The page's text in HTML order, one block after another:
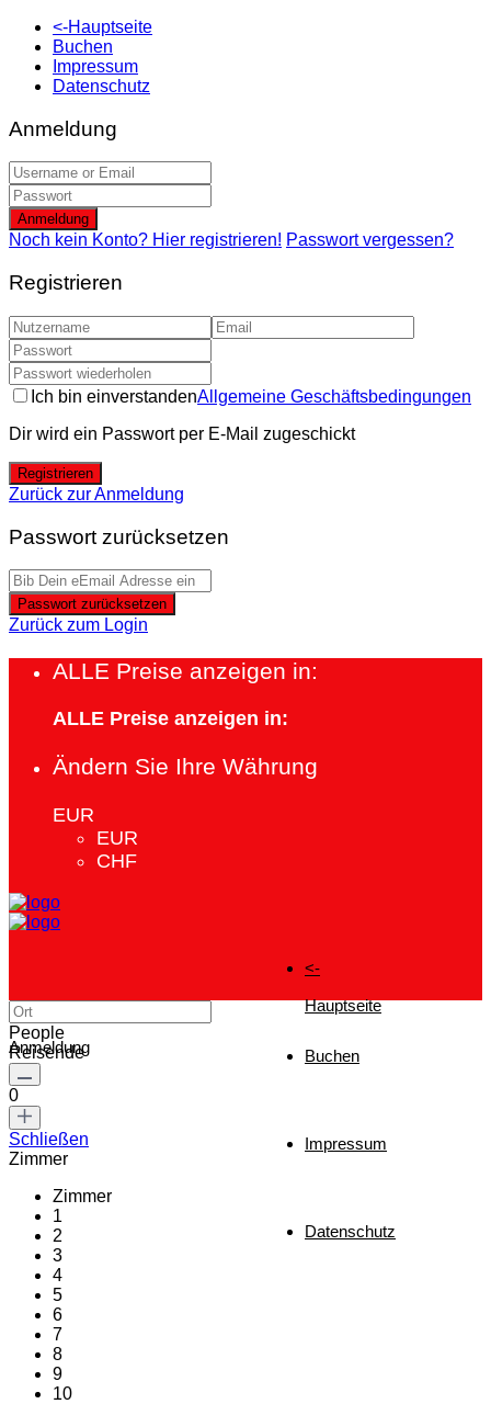
<-Hauptseite
Buchen
Impressum
Datenschutz
Anmeldung
Anmeldung
Noch kein Konto? Hier registrieren! Passwort vergessen?
Registrieren
Ich bin einverstandenAllgemeine Geschäftsbedingungen
Dir wird ein Passwort per E-Mail zugeschickt
Registrieren
Zurück zur Anmeldung
Passwort zurücksetzen
Passwort zurücksetzen
Zurück zum Login
ALLE Preise anzeigen in:
ALLE Preise anzeigen in:
Ändern Sie Ihre Währung
EUR
EUR
CHF
<-
Hauptseite
Buchen
Impressum
Datenschutz
Anmeldung
People
Reisende
0
Schließen
Zimmer
Zimmer
1
2
3
4
5
6
7
8
9
10